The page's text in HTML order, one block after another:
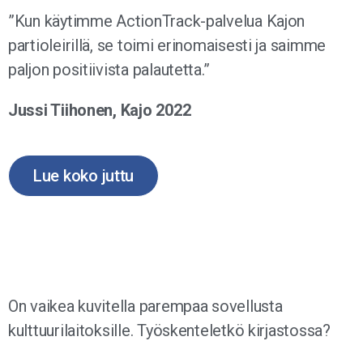
”Kun käytimme ActionTrack-palvelua Kajon
partioleirillä, se toimi erinomaisesti ja saimme
paljon positiivista palautetta.”
Jussi Tiihonen, Kajo 2022
Lue koko juttu
On vaikea kuvitella parempaa sovellusta
kulttuurilaitoksille. Työskenteletkö kirjastossa?